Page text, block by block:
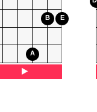
A
B E